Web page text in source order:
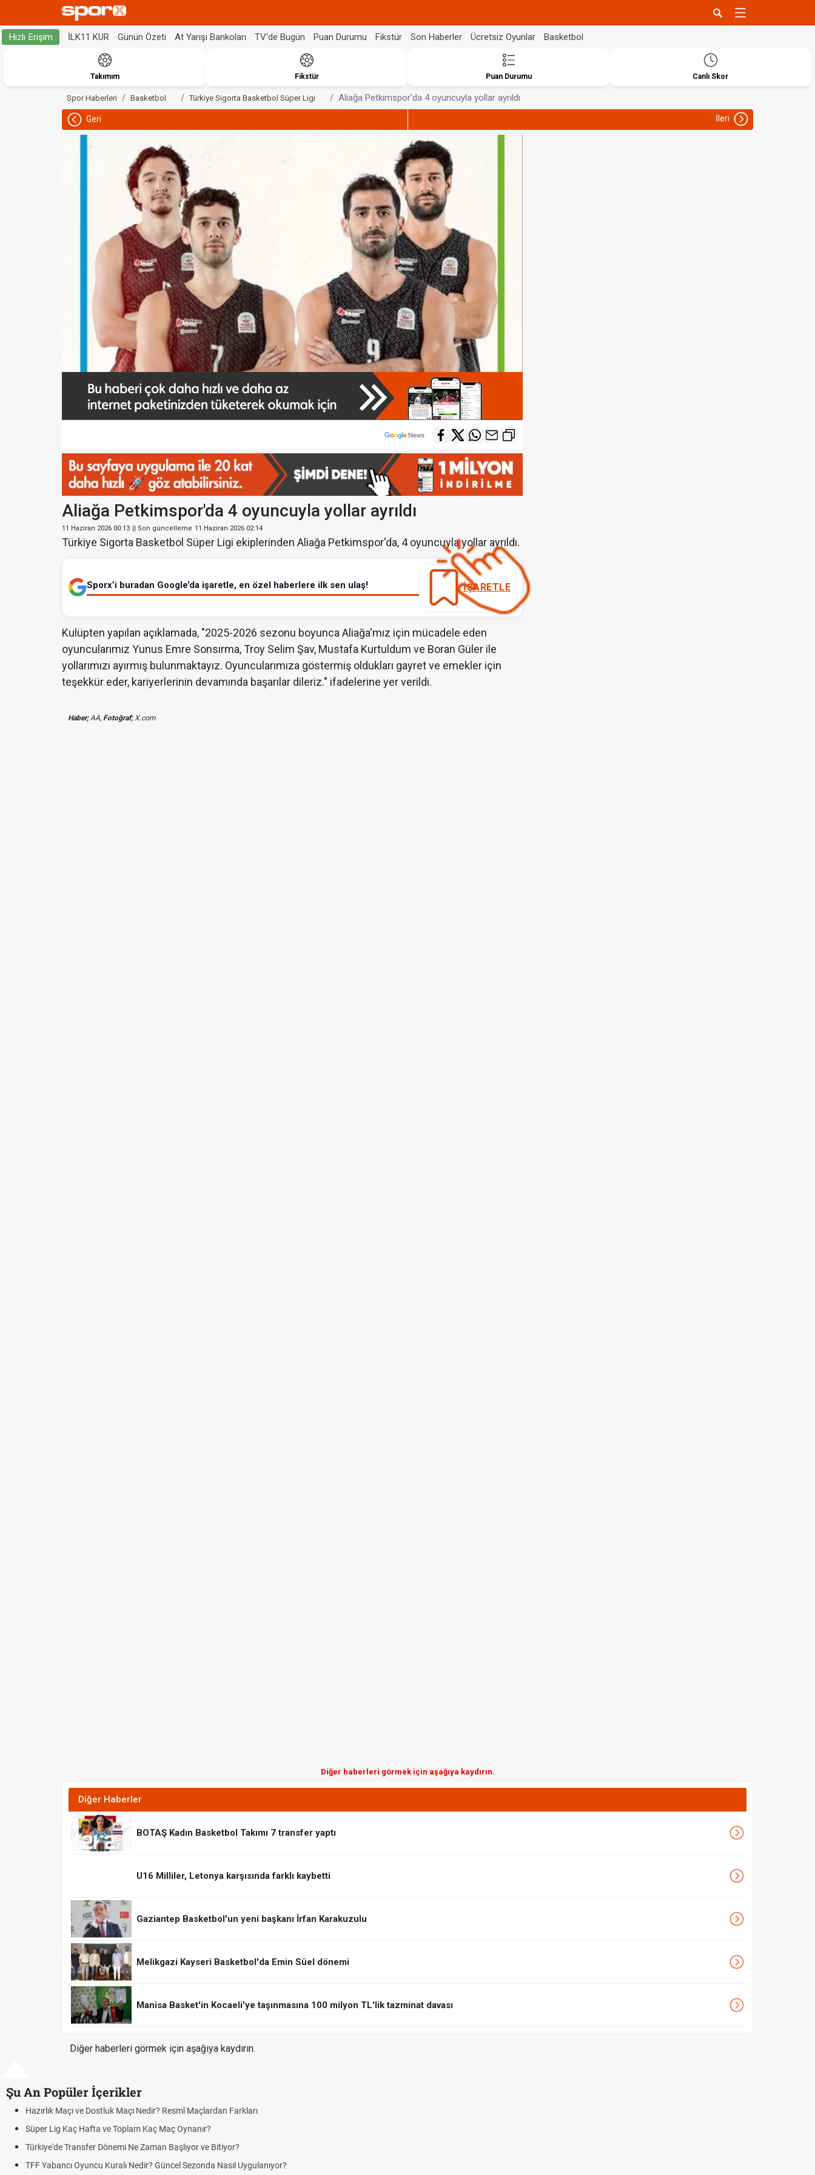
Hızlı Erişim İLK11 KUR Günün Özeti At Yarışı Bankoları TV'de Bugün Puan Durumu Fikstür Son Haberler Ücretsiz Oyunlar Basketbol
Takımım Fikstür Puan Durumu Canlı Skor
Spor Haberleri Basketbol Türkiye Sigorta Basketbol Süper Ligi Aliağa Petkimspor'da 4 oyuncuyla yollar ayrıldı
Geri İleri
Aliağa Petkimspor'da 4 oyuncuyla yollar ayrıldı
11 Haziran 2026 00:13 || Son güncelleme 11 Haziran 2026 02:14
Türkiye Sigorta Basketbol Süper Ligi ekiplerinden Aliağa Petkimspor'da, 4 oyuncuyla yollar ayrıldı.
Sporx’i buradan Google’da işaretle, en özel haberlere ilk sen ulaş! İŞARETLE
Kulüpten yapılan açıklamada, "2025-2026 sezonu boyunca Aliağa'mız için mücadele eden
oyuncularımız Yunus Emre Sonsırma, Troy Selim Şav, Mustafa Kurtuldum ve Boran Güler ile
yollarımızı ayırmış bulunmaktayız. Oyuncularımıza göstermiş oldukları gayret ve emekler için
teşekkür eder, kariyerlerinin devamında başarılar dileriz." ifadelerine yer verildi.
Haber;AA, Fotoğraf;X.com
Diğer haberleri görmek için aşağıya kaydırın.
Diğer Haberler
BOTAŞ Kadın Basketbol Takımı 7 transfer yaptı
U16 Milliler, Letonya karşısında farklı kaybetti
Gaziantep Basketbol'un yeni başkanı İrfan Karakuzulu
Melikgazi Kayseri Basketbol'da Emin Süel dönemi
Manisa Basket'in Kocaeli'ye taşınmasına 100 milyon TL'lik tazminat davası
Diğer haberleri görmek için aşağıya kaydırın.
Şu An Popüler İçerikler
Puan Durumunda AG, OM ve Diğer Kısaltmalar Ne Anlama Gelir?
Skor Ne Demek? Sporda Skor ve Sonuç Kavramları
Futbol Nasıl Oynanır? Temel Futbol Kuralları
Deplasman Golü Kuralı Nedir? Hangi Organizasyonlarda Uygulanıyor?